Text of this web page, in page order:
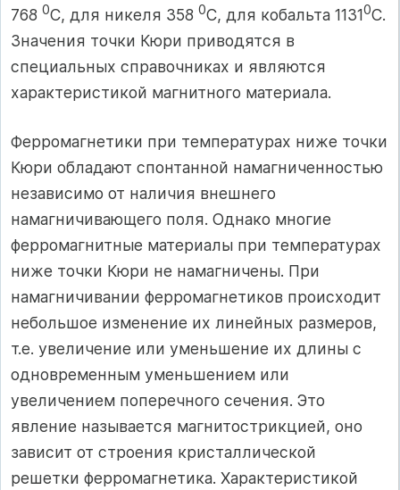
768 0С, для никеля 358 0С, для кобальта 11310С.
Значения точки Кюри приводятся в
специальных справочниках и являются
характеристикой магнитного материала.
Ферромагнетики при температурах ниже точки
Кюри обладают спонтанной намагниченностью
независимо от наличия внешнего
намагничивающего поля. Однако многие
ферромагнитные материалы при температурах
ниже точки Кюри не намагничены. При
намагничивании ферромагнетиков происходит
небольшое изменение их линейных размеров,
т.е. увеличение или уменьшение их длины с
одновременным уменьшением или
увеличением поперечного сечения. Это
явление называется магнитострикцией, оно
зависит от строения кристаллической
решетки ферромагнетика. Характеристикой